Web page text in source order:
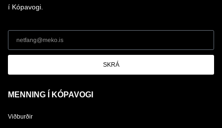
í Kópavogi.
SKRÁ
MENNING Í KÓPAVOGI
Viðburðir